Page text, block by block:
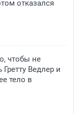
отказался
чтобы не
Ведлер и
тело в